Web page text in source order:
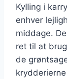
Kylling i
enhver
middage.
ret til at
de